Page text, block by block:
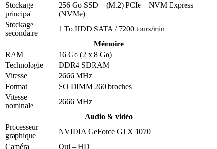
Stockage
principal
256 Go SSD – (M.2) PCIe – NVM Express
(NVMe)
Stockage
secondaire
1 To HDD SATA / 7200 tours/min
Mémoire
RAM
16 Go (2 x 8 Go)
Technologie
DDR4 SDRAM
Vitesse
2666 MHz
Format
SO DIMM 260 broches
Vitesse
nominale
2666 MHz
Audio & vidéo
Processeur
graphique
NVIDIA GeForce GTX 1070
Caméra
Oui – HD